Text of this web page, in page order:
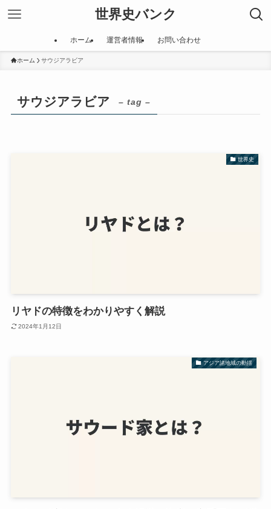
世界史バンク
ホーム 運営者情報 お問い合わせ
ホーム サウジアラビア
サウジアラビア – tag –
世界史
リヤドの特徴をわかりやすく解説
2024年1月12日
アジア諸地域の動揺